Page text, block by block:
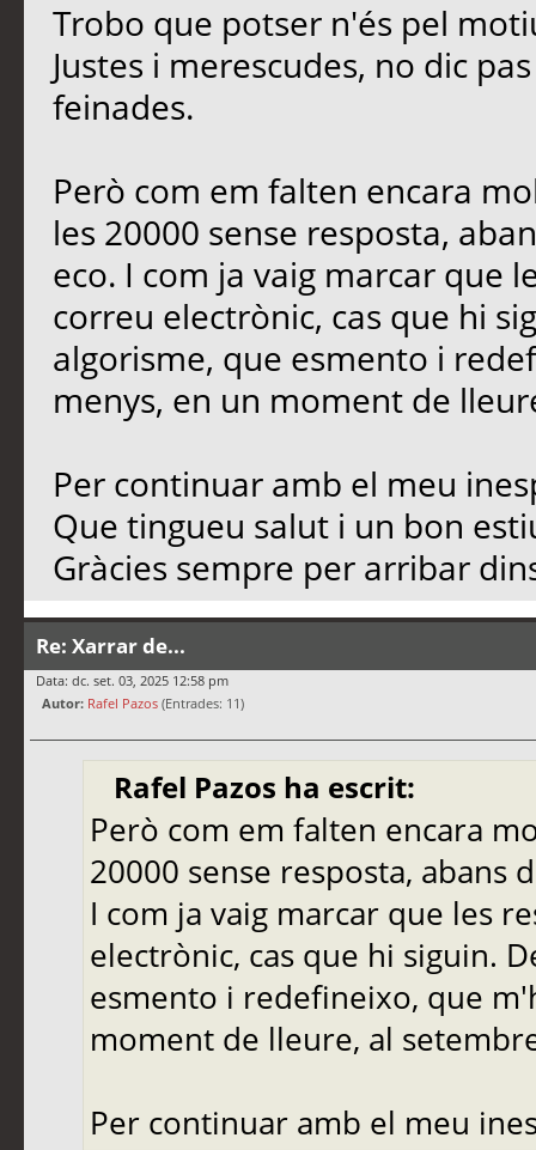
Trobo que potser n'és pel
Justes i merescudes, no dic
feinades.
Però com em falten encara
les 20000 sense resposta,
eco. I com ja vaig marcar que
correu electrònic, cas que hi
algorisme, que esmento i
menys, en un moment de
Per continuar amb el meu
Que tingueu salut i un bon
Gràcies sempre per arribar
Re: Xarrar de...
Data: dc. set. 03, 2025 12:58 pm
Autor: Rafel Pazos (Entrades: 11)
Rafel Pazos ha escrit:
Però com em falten encara
20000 sense resposta, abans
I com ja vaig marcar que les
electrònic, cas que hi siguin.
esmento i redefineixo, que
moment de lleure, al
Per continuar amb el meu